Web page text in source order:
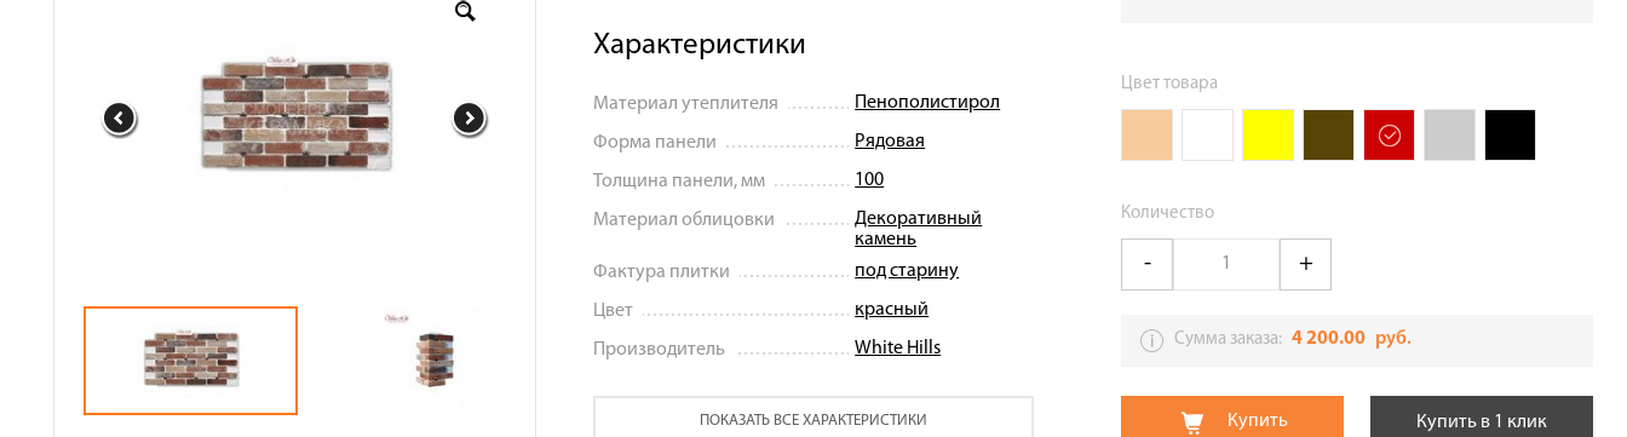
Галерея объектов
Характеристики
Материал утеплителя Пенополистирол
Форма панели Рядовая
Толщина панели, мм 100
Материал облицовки
Декоративный
камень
Фактура плитки
под старину
Цвет красный
Производитель White Hills
ПОКАЗАТЬ ВСЕ ХАРАКТЕРИСТИКИ
Цвет товара
Количество
Сумма заказа: 4 200.00руб.
Купить Купить в 1 клик